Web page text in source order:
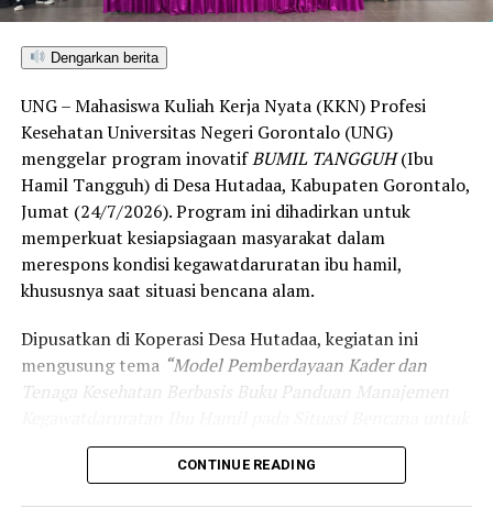
Guna menjaga keberlanjutan program pasca-KKN,
mahasiswa UNG juga memberikan pembekalan dan
mengoperasikan sistem informasi tersebut.
Selain inovasi digital, tim KKN-PK UNG turut
menggalakkan serangkaian kegiatan promotif dan
preventif. Program tersebut mencakup aksi kerja bakti
lingkungan, edukasi pemilahan sampah, sosialisasi
bahaya HIV/AIDS dan Infeksi Menular Seksual (IMS),
pelaksanaan senam hipertensi, Pemeriksaan Kesehatan
Penyakit Kronis (Prolanis) untuk menekan angka
hipertensi dan diabetes melitus.
dinilai sangat relevan dengan
kebutuhan modernisasi layanan desa, khususnya dalam
Dengarkan berita
UNG – Mahasiswa Kuliah Kerja Nyata (KKN) Profesi
Kesehatan Universitas Negeri Gorontalo (UNG)
menggelar program inovatifBUMIL TANGGUH(Ibu
Hamil Tangguh) di Desa Hutadaa, Kabupaten Gorontalo,
Jumat (24/7/2026). Program ini dihadirkan untuk
memperkuat kesiapsiagaan masyarakat dalam
merespons kondisi kegawatdaruratan ibu hamil,
khususnya saat situasi bencana alam.
Dipusatkan di Koperasi Desa Hutadaa, kegiatan ini
mengusung tema “Model Pemberdayaan Kader dan
Tenaga Kesehatan Berbasis Buku Panduan Manajemen
Menurunkan Risiko Angka Kematian Ibu dan Anak di
. Agenda ini melibatkan kader kesehatan,
CONTINUE READING